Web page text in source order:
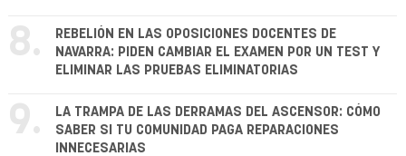
8.
REBELIÓN EN LAS OPOSICIONES DOCENTES DE
NAVARRA: PIDEN CAMBIAR EL EXAMEN POR UN TEST Y
ELIMINAR LAS PRUEBAS ELIMINATORIAS
9.
LA TRAMPA DE LAS DERRAMAS DEL ASCENSOR: CÓMO
SABER SI TU COMUNIDAD PAGA REPARACIONES
INNECESARIAS